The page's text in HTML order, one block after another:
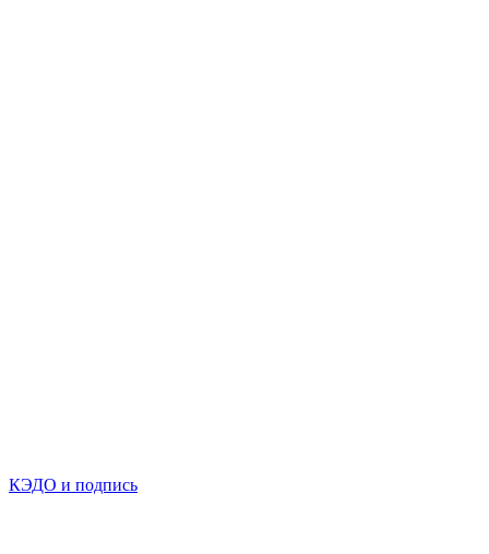
КЭДО и подпись